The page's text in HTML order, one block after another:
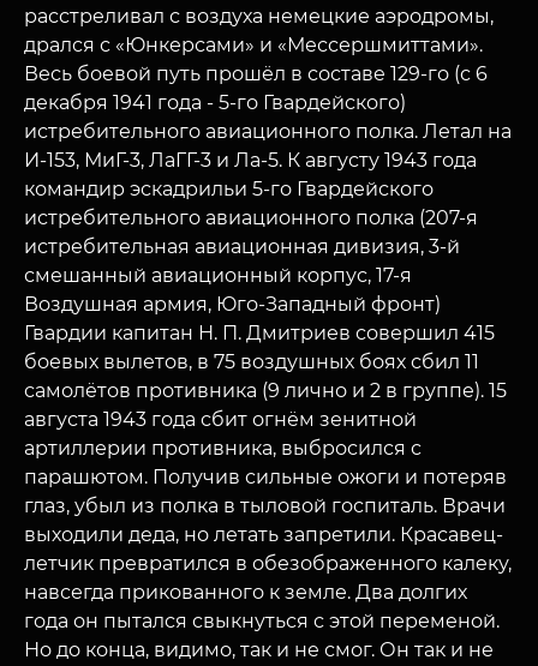
расстреливал с воздуха немецкие аэродромы,
дрался с «Юнкерсами» и «Мессершмиттами».
Весь боевой путь прошёл в составе 129-го (с 6
декабря 1941 года - 5-го Гвардейского)
истребительного авиационного полка. Летал на
И-153, МиГ-3, ЛаГГ-3 и Ла-5. К августу 1943 года
командир эскадрильи 5-го Гвардейского
истребительного авиационного полка (207-я
истребительная авиационная дивизия, 3-й
смешанный авиационный корпус, 17-я
Воздушная армия, Юго-Западный фронт)
Гвардии капитан Н. П. Дмитриев совершил 415
боевых вылетов, в 75 воздушных боях сбил 11
самолётов противника (9 лично и 2 в группе). 15
августа 1943 года сбит огнём зенитной
артиллерии противника, выбросился с
парашютом. Получив сильные ожоги и потеряв
глаз, убыл из полка в тыловой госпиталь. Врачи
выходили деда, но летать запретили. Красавец-
летчик превратился в обезображенного калеку,
навсегда прикованного к земле. Два долгих
года он пытался свыкнуться с этой переменой.
Но до конца, видимо, так и не смог. Он так и не